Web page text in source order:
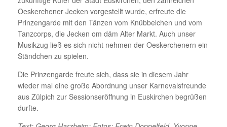
Oeskerchener Jecken vorgestellt wurde, erfreute die
Prinzengarde mit den Tänzen vom Knübbelchen und vom
Tanzcorps, die Jecken om däm Alter Markt. Auch unser
Musikzug ließ es sich nicht nehmen der Oeskerchenern ein
Ständchen zu spielen.
Die Prinzengarde freute sich, dass sie in diesem Jahr
wieder mal eine große Abordnung unser Karnevalsfreunde
aus Zülpich zur Sessionseröffnung in Euskirchen begrüßen
durfte.